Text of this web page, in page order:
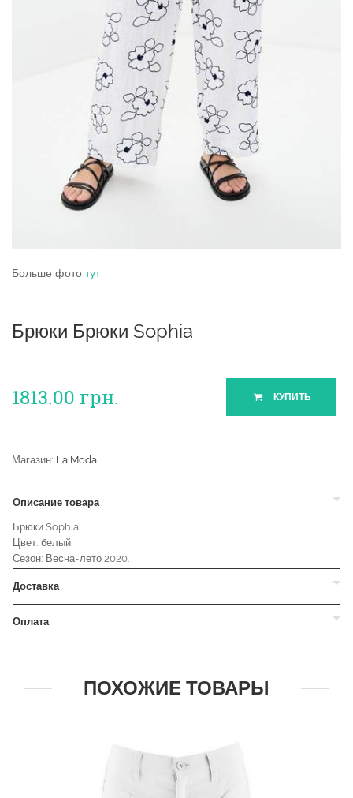
Больше фото тут
Брюки Брюки Sophia
1813.00 грн. КУПИТЬ
Магазин: La Moda
Описание товара
Брюки Sophia.
Цвет: белый.
Сезон: Весна-лето 2020.
Доставка
Оплата
ПОХОЖИЕ ТОВАРЫ